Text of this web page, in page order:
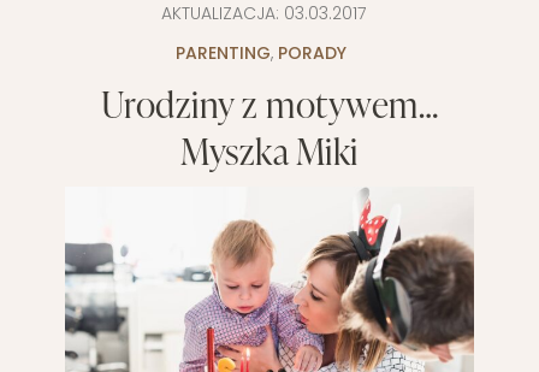
AKTUALIZACJA: 03.03.2017
PARENTING, PORADY
Urodziny z motywem…
Myszka Miki